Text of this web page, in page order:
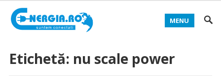
MENU
Etichetă: nu scale power